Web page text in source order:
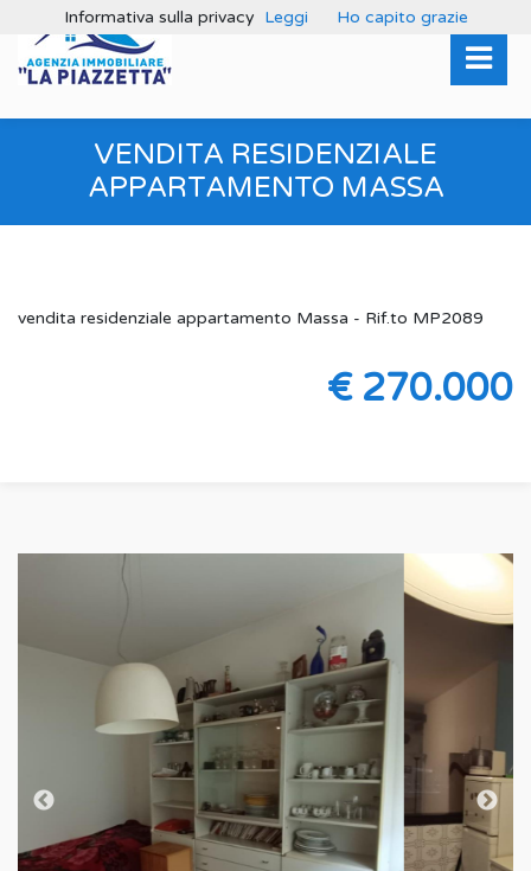
VENDITA RESIDENZIALE
APPARTAMENTO MASSA
vendita residenziale appartamento Massa - Rif.to MP2089
€ 270.000
Informativa sulla privacy Leggi Ho capito grazie